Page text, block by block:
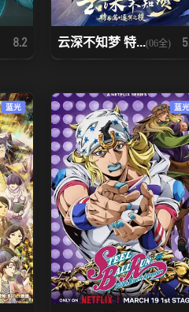
8.2 云深不知梦 特...(06全)
蓝光 蓝光